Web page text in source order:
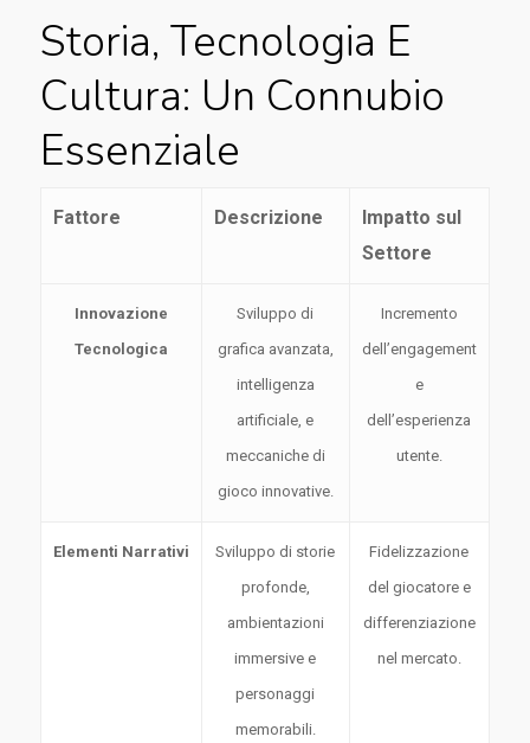
Storia, Tecnologia E
Cultura: Un Connubio
Essenziale
Fattore Descrizione
Impatto sul
Settore
Innovazione
Tecnologica
Sviluppo di
grafica avanzata,
intelligenza
artificiale, e
meccaniche di
gioco innovative.
Incremento
dell’engagement
e
dell’esperienza
utente.
Elementi Narrativi
Sviluppo di storie
profonde,
ambientazioni
immersive e
personaggi
memorabili.
Fidelizzazione
del giocatore e
differenziazione
nel mercato.